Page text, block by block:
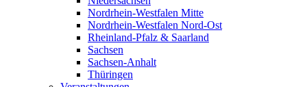
Nordrhein-Westfalen Mitte
Nordrhein-Westfalen Nord-Ost
Rheinland-Pfalz & Saarland
Sachsen
Sachsen-Anhalt
Thüringen